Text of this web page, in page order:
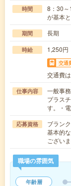
時間
8：30～
が基本
期間 長期
時給 1,250円
交通
交通費
仕事内容
一般事務
プラス
す。・
応募資格
ブラン
基本的
ござい
職場の雰囲気
年齢層